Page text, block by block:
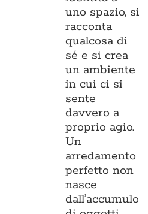
uno spazio, si
racconta
qualcosa di
sé e si crea
un ambiente
in cui ci si
sente
davvero a
proprio agio.
Un
arredamento
perfetto non
nasce
dall’accumulo